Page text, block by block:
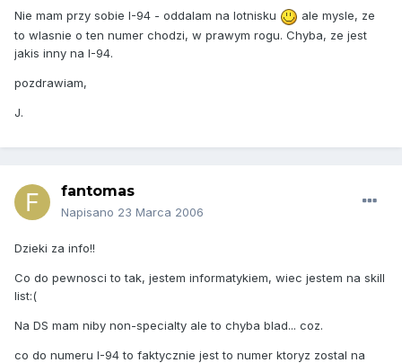
Nie mam przy sobie I-94 - oddalam na lotnisku
ale mysle, ze
to wlasnie o ten numer chodzi, w prawym rogu. Chyba, ze jest
jakis inny na I-94.
pozdrawiam,
J.
fantomas
Napisano 23 Marca 2006
Dzieki za info!!
Co do pewnosci to tak, jestem informatykiem, wiec jestem na skill
list:(
Na DS mam niby non-specialty ale to chyba blad... coz.
co do numeru I-94 to faktycznie jest to numer ktoryz zostal na